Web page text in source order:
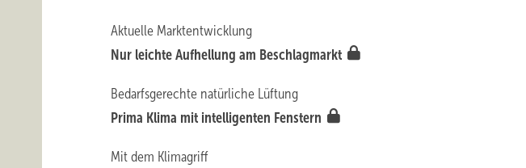
Aktuelle Marktentwicklung
Nur leichte Aufhellung am Beschlagmarkt
Bedarfsgerechte natürliche Lüftung
Prima Klima mit intelligenten Fenstern
Mit dem Klimagriff